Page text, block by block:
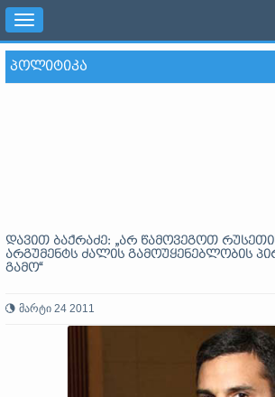
Toggle
navigation
ᲞᲝᲚᲘᲢᲘᲙᲐ
დავით ბაქრაძე: „არ წამოვეგოთ
არგუმენტს ძალის გამოუყენებლობის
გამო“
მარტი 24 2011